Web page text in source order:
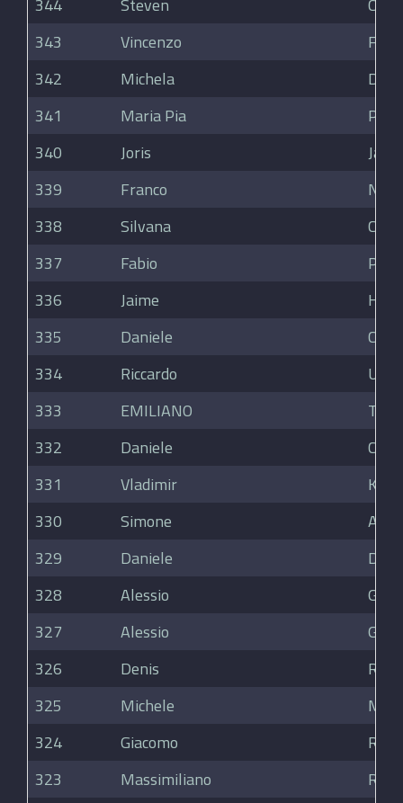
344 Steven
343
Vincenzo
342
Michela
341
Maria Pia
340
Joris
339
Franco
338
Silvana
337
Fabio
336
Jaime
335
Daniele
Cotti
334
Riccardo
Ugo
333
EMILIANO
332
Daniele
Cotti
331
Vladimir
330
Simone
329
Daniele
Dal
328
Alessio
327
Alessio
326
Denis
325
Michele
324
Giacomo
Rossi
323
Massimiliano
Rossi